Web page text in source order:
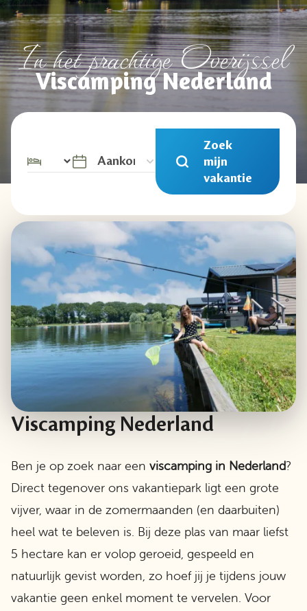
In het prachtige Overijssel
Viscamping Nederland
Zoek
mijn
vakantie
Viscamping Nederland
Ben je op zoek naar een viscamping in Nederland?
Direct tegenover ons vakantiepark ligt een grote
vijver, waar in de zomermaanden (en daarbuiten)
heel wat te beleven is. Bij deze plas van maar liefst
5 hectare kan er volop geroeid, gespeeld en
natuurlijk gevist worden, zo hoef jij je tijdens jouw
vakantie geen enkel moment te vervelen. Voor